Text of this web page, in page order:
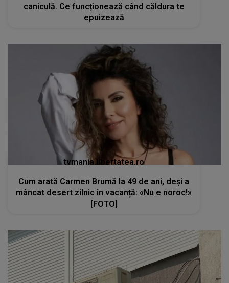
caniculă. Ce funcționează când căldura te
epuizează
tvmania.libertatea.ro
Cum arată Carmen Brumă la 49 de ani, deși a
mâncat desert zilnic în vacanță: «Nu e noroc!»
[FOTO]